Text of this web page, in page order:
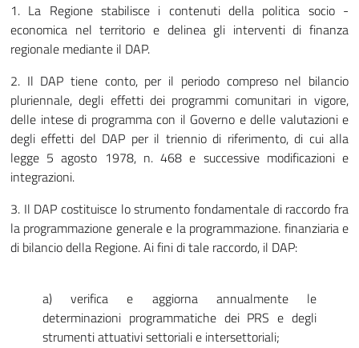
1. La Regione stabilisce i contenuti della politica socio -
economica nel territorio e delinea gli interventi di finanza
regionale mediante il DAP.
2. Il DAP tiene conto, per il periodo compreso nel bilancio
pluriennale, degli effetti dei programmi comunitari in vigore,
delle intese di programma con il Governo e delle valutazioni e
degli effetti del DAP per il triennio di riferimento, di cui alla
legge 5 agosto 1978, n. 468 e successive modificazioni e
integrazioni.
3. Il DAP costituisce lo strumento fondamentale di raccordo fra
la programmazione generale e la programmazione. finanziaria e
di bilancio della Regione. Ai fini di tale raccordo, il DAP:
a) verifica e aggiorna annualmente le
determinazioni programmatiche dei PRS e degli
strumenti attuativi settoriali e intersettoriali;